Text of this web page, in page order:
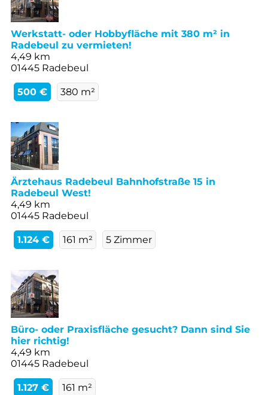
Werkstatt- oder Hobbyfläche mit 380 m² in
Radebeul zu vermieten!
4,49 km
01445 Radebeul
500 € 380 m²
Ärztehaus Radebeul Bahnhofstraße 15 in
Radebeul West!
4,49 km
01445 Radebeul
1.124 € 161 m² 5 Zimmer
Büro- oder Praxisfläche gesucht? Dann sind Sie
hier richtig!
4,49 km
01445 Radebeul
1.127 € 161 m²